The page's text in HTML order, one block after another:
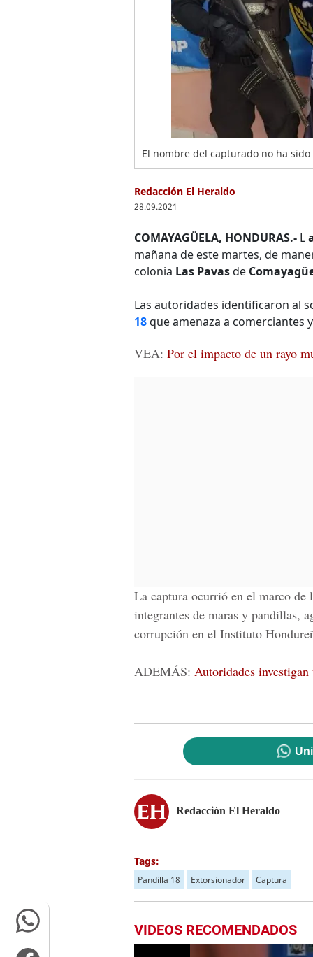
El nombre del capturado no ha
Redacción El Heraldo
28.09.2021
COMAYAGÜELA, HONDURAS.- L
mañana de este martes, de
colonia Las Pavasde
Las autoridades identificaron al
18que amenaza a comerciantes
VEA: Por el impacto de un rayo
La captura ocurrió en el marco de
integrantes de maras y pandillas,
corrupción en el Instituto
ADEMÁS: Autoridades
Redacción El Heraldo
Tags:
Pandilla 18 Extorsionador Captura
VIDEOS RECOMENDADOS